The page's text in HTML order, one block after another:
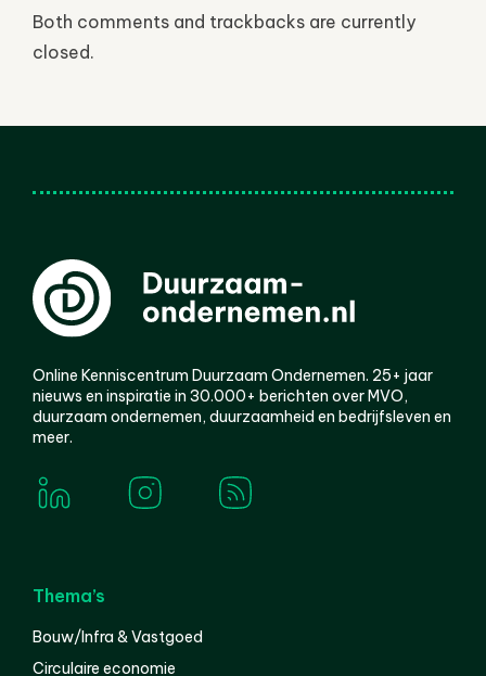
Both comments and trackbacks are currently
closed.
Online Kenniscentrum Duurzaam Ondernemen. 25+ jaar
nieuws en inspiratie in 30.000+ berichten over MVO,
duurzaam ondernemen, duurzaamheid en bedrijfsleven en
meer.
Thema’s
Bouw/Infra & Vastgoed
Circulaire economie